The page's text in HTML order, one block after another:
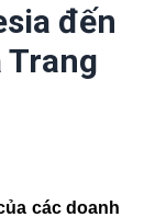
đến
Trang
các doanh